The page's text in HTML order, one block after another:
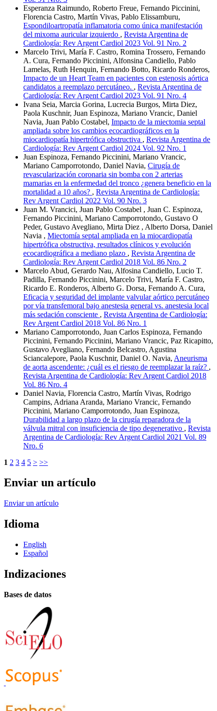
Esperanza Raimundo, Roberto Freue, Fernando Piccinini,
Florencia Castro, Martín Vivas, Pablo Elissamburu,
Espondiloartropatía inflamatoria como única manifestación
del mixoma auricular izquierdo , Revista Argentina de
Cardiología: Rev Argent Cardiol 2023 Vol. 91 Nro. 2
Marcelo Trivi, María F. Castro, Romina Trossero, Fernando
A. Cura, Fernando Piccinini, Alfonsina Candiello, Pablo
Lamelas, Ruth Henquin, Fernando Botto, Ricardo Ronderos,
Impacto de un Heart Team en pacientes con estenosis aórtica
candidatos a reemplazo percutáneo. , Revista Argentina de
Cardiología: Rev Argent Cardiol 2023 Vol. 91 Nro. 4
Ivana Seia, Marcia Gorina, Lucrecia Burgos, Mirta Diez,
Paola Kuschnir, Juan Espinoza, Mariano Vrancic, Daniel
Navia, Juan Pablo Costabel, Impacto de la miectomia septal
ampliada sobre los cambios ecocardiográficos en la
miocardiopatía hipertrófica obstructiva , Revista Argentina de
Cardiología: Rev Argent Cardiol 2024 Vol. 92 Nro. 1
Juan Espinoza, Fernando Piccinini, Mariano Vrancic,
Mariano Camporrotondo, Daniel Navia, Cirugía de
revascularización coronaria sin bomba con 2 arterias
mamarias en la enfermedad del tronco ¿genera beneficio en la
mortalidad a 10 años? , Revista Argentina de Cardiología:
Rev Argent Cardiol 2022 Vol. 90 Nro. 3
Juan M. Vrancici, Juan Pablo Costabel , Juan C. Espinoza,
Fernando Piccinini, Mariano Camporrotondo, Gustavo O
Peder, Gustavo Avegliano, Mirta Diez , Alberto Dorsa, Daniel
Navia , Miectomía septal ampliada en la miocardiopatía
hipertrófica obstructiva, resultados clínicos y evolución
ecocardiográfica a mediano plazo , Revista Argentina de
Cardiología: Rev Argent Cardiol 2018 Vol. 86 Nro. 2
Marcelo Abud, Gerardo Nau, Alfosina Candiello, Lucio T.
Padilla, Fernando Piccinini, Marcelo Trivi, María F. Castro,
Ricardo E. Ronderos, Alberto G. Dorsa, Fernando A. Cura,
Eficacia y seguridad del implante valvular aórtico percutáneo
por vía transfemoral bajo anestesia general vs. anestesia local
más sedación consciente , Revista Argentina de Cardiología:
Rev Argent Cardiol 2018 Vol. 86 Nro. 1
Mariano Camporrotondo, Juan Carlos Espinoza, Fernando
Piccinini, Fernando Piccinini, Mariano Vrancic, Paz Ricapitto,
Gustavo Avegliano, Fernando Belcastro, Agustina
Sciancalepore, Paola Kuschnir, Daniel O. Navia, Aneurisma
de aorta ascendente: ¿cuál es el riesgo de reemplazar la raíz? ,
Revista Argentina de Cardiología: Rev Argent Cardiol 2018
Vol. 86 Nro. 4
Daniel Navia, Florencia Castro, Martín Vivas, Rodrigo
Campins, Adriana Aranda, Mariano Vrancic, Fernando
Piccinini, Mariano Camporrotondo, Juan Espinoza,
Durabilidad a largo plazo de la cirugía reparadora de la
válvula mitral con insuficiencia de tipo degenerativo , Revista
Argentina de Cardiología: Rev Argent Cardiol 2021 Vol. 89
Nro. 6
1 2 3 4 5 > >>
Enviar un artículo
Enviar un artículo
Idioma
English
Español
Indizaciones
Bases de datos